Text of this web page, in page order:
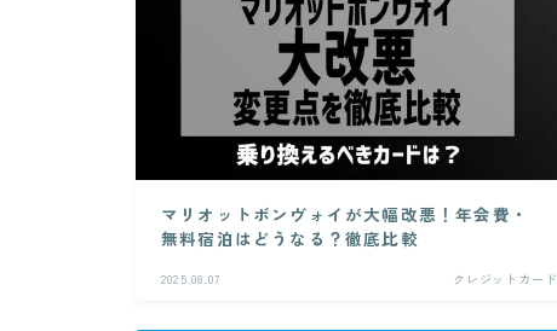
マリオットボンヴォイが大幅改悪！年会費・
無料宿泊はどうなる？徹底比較
2025.08.07 クレジットカード